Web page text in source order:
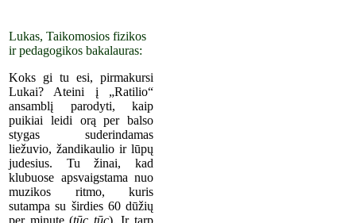
Lukas, Taikomosios fizikos
ir pedagogikos bakalauras:
Koks gi tu esi, pirmakursi
Lukai? Ateini į „Ratilio“
ansamblį parodyti, kaip
puikiai leidi orą per balso
stygas suderindamas
liežuvio, žandikaulio ir lūpų
judesius. Tu žinai, kad
klubuose apsvaigstama nuo
muzikos ritmo, kuris
sutampa su širdies 60 dūžių